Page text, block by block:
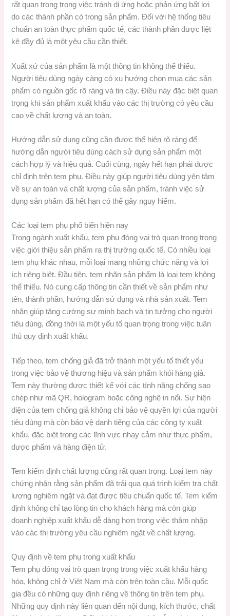
rất quan trọng trong việc tránh dị ứng hoặc phản ứng bất lợi
do các thành phần có trong sản phẩm. Đối với hệ thống tiêu
chuẩn an toàn thực phẩm quốc tế, các thành phần được liệt
kê đầy đủ là một yêu cầu cần thiết.
Xuất xứ của sản phẩm là một thông tin không thể thiếu.
Người tiêu dùng ngày càng có xu hướng chọn mua các sản
phẩm có nguồn gốc rõ ràng và tin cậy. Điều này đặc biệt quan
trọng khi sản phẩm xuất khẩu vào các thị trường có yêu cầu
cao về chất lượng và an toàn.
Hướng dẫn sử dụng cũng cần được thể hiện rõ ràng để
hướng dẫn người tiêu dùng cách sử dụng sản phẩm một
cách hợp lý và hiệu quả. Cuối cùng, ngày hết hạn phải được
chỉ định trên tem phụ. Điều này giúp người tiêu dùng yên tâm
về sự an toàn và chất lượng của sản phẩm, tránh việc sử
dụng sản phẩm đã hết hạn có thể gây nguy hiểm.
Các loại tem phụ phổ biến hiện nay
Trong ngành xuất khẩu, tem phụ đóng vai trò quan trọng trong
việc giới thiệu sản phẩm ra thị trường quốc tế. Có nhiều loại
tem phụ khác nhau, mỗi loại mang những chức năng và lợi
ích riêng biệt. Đầu tiên, tem nhãn sản phẩm là loại tem không
thể thiếu. Nó cung cấp thông tin cần thiết về sản phẩm như
tên, thành phần, hướng dẫn sử dụng và nhà sản xuất. Tem
nhãn giúp tăng cường sự minh bạch và tin tưởng cho người
tiêu dùng, đồng thời là một yếu tố quan trọng trong việc tuân
thủ quy định xuất khẩu.
Tiếp theo, tem chống giả đã trở thành một yếu tố thiết yếu
trong việc bảo vệ thương hiệu và sản phẩm khỏi hàng giả.
Tem này thường được thiết kế với các tính năng chống sao
chép như mã QR, hologram hoặc công nghệ in nổi. Sự hiện
diện của tem chống giả không chỉ bảo vệ quyền lợi của người
tiêu dùng mà còn bảo vệ danh tiếng của các công ty xuất
khẩu, đặc biệt trong các lĩnh vực nhạy cảm như thực phẩm,
dược phẩm và hàng điện tử.
Tem kiểm định chất lượng cũng rất quan trọng. Loại tem này
chứng nhận rằng sản phẩm đã trải qua quá trình kiểm tra chất
lượng nghiêm ngặt và đạt được tiêu chuẩn quốc tế. Tem kiểm
định không chỉ tạo lòng tin cho khách hàng mà còn giúp
doanh nghiệp xuất khẩu dễ dàng hơn trong việc thâm nhập
vào các thị trường yêu cầu nghiêm ngặt về chất lượng.
Quy định về tem phụ trong xuất khẩu
Tem phụ đóng vai trò quan trọng trong việc xuất khẩu hàng
hóa, không chỉ ở Việt Nam mà còn trên toàn cầu. Mỗi quốc
gia đều có những quy định riêng về thông tin trên tem phụ.
Những quy định này liên quan đến nội dung, kích thước, chất